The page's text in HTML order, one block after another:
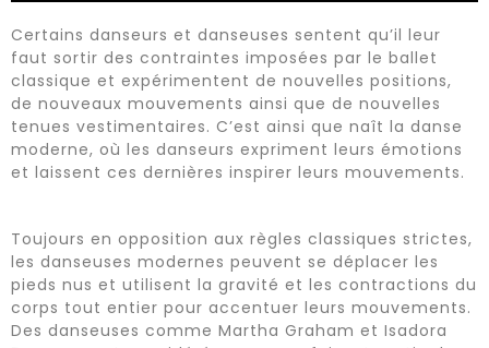
Certains danseurs et danseuses sentent qu’il leur
faut sortir des contraintes imposées par le ballet
classique et expérimentent de nouvelles positions,
de nouveaux mouvements ainsi que de nouvelles
tenues vestimentaires. C’est ainsi que naît la danse
moderne, où les danseurs expriment leurs émotions
et laissent ces dernières inspirer leurs mouvements.
Toujours en opposition aux règles classiques strictes,
les danseuses modernes peuvent se déplacer les
pieds nus et utilisent la gravité et les contractions du
corps tout entier pour accentuer leurs mouvements.
Des danseuses comme Martha Graham et Isadora